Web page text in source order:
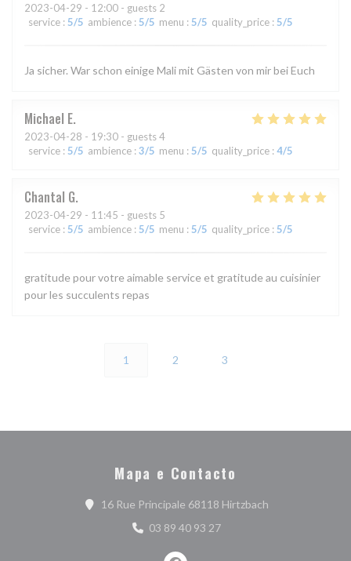
2023-04-29 - 12:00 - guests 2
service : 5/5 ambience : 5/5 menu : 5/5 quality_price : 5/5
Ja sicher. War schon einige Mali mit Gästen von mir bei Euch
Michael E
2023-04-28 - 19:30 - guests 4
service : 5/5 ambience : 3/5 menu : 5/5 quality_price : 4/5
Chantal G
2023-04-29 - 11:45 - guests 5
service : 5/5 ambience : 5/5 menu : 5/5 quality_price : 5/5
gratitude pour votre aimable service et gratitude au cuisinier
pour les succulents repas
1 2 3
Mapa e Contacto
16 Rue Principale 68118 Hirtzbach((abre numa
03 89 40 93 27